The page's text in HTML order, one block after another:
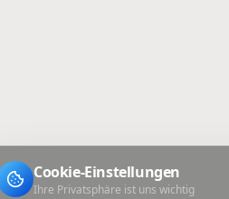
Cookie-Einstellungen
Ihre Privatsphäre ist uns wichtig